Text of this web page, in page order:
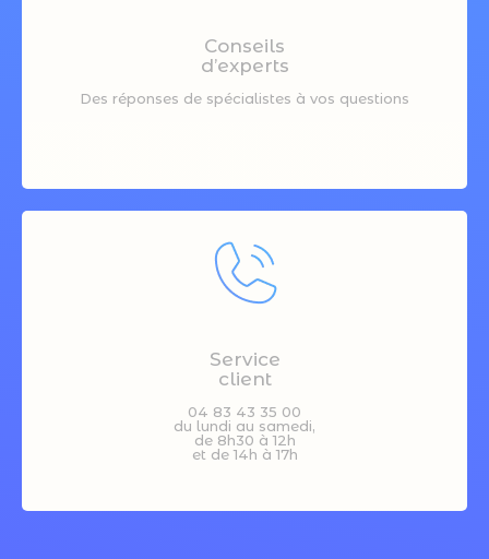
Conseils
d’experts
Des réponses de spécialistes à vos questions
Service
client
04 83 43 35 00
du lundi au samedi,
de 8h30 à 12h
et de 14h à 17h